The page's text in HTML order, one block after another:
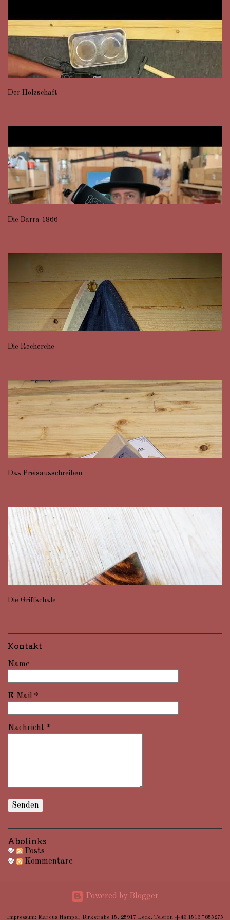
Der Holzschaft
Die Barra 1866
Die Recherche
Das Preisausschreiben
Die Griffschale
Kontakt
Name
E-Mail *
Nachricht *
Abolinks
Posts
Kommentare
Powered by Blogger
Impressum: Marcus Hampel, Birkstraße 15, 25917 Leck, Telefon +49 1516 7855275